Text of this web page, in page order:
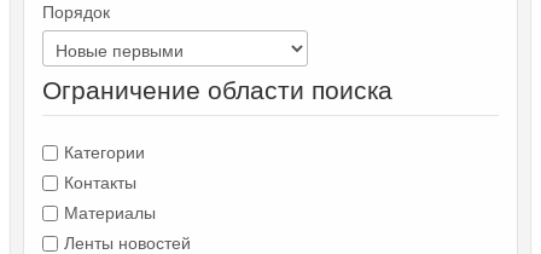
Порядок
Ограничение области поиска
Категории
Контакты
Материалы
Ленты новостей